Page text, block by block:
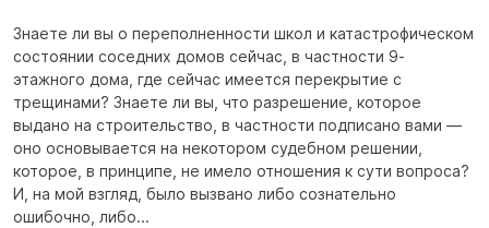
Знаете ли вы о переполненности школ и катастрофическом
состоянии соседних домов сейчас, в частности 9-
этажного дома, где сейчас имеется перекрытие с
трещинами? Знаете ли вы, что разрешение, которое
выдано на строительство, в частности подписано вами —
оно основывается на некотором судебном решении,
которое, в принципе, не имело отношения к сути вопроса?
И, на мой взгляд, было вызвано либо сознательно
ошибочно, либо...